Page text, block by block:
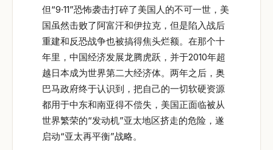
但“9·11”恐怖袭击打碎了美国人的不可一世，美
国虽然击败了阿富汗和伊拉克，但是陷入战后
重建和反恐战争也被搞得焦头烂额。在那个十
年里，中国经济发展龙腾虎跃，并于2010年超
越日本成为世界第二大经济体。两年之后，奥
巴马政府终于认识到，把自己的一切软硬资源
都用于中东和南亚得不偿失，美国正面临被从
世界繁荣的“发动机”亚太地区挤走的危险，遂
启动“亚太再平衡”战略。